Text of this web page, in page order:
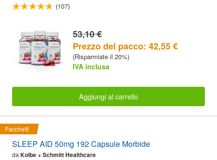
(107)
53,10 €
Prezzo del pacco: 42,55 €
(Risparmiate il 20%)
IVA inclusa
Aggiungi al carrello
Pacchetti
SLEEP AID 50mg 192 Capsule Morbide
da Kolbe + Schmitt Healthcare